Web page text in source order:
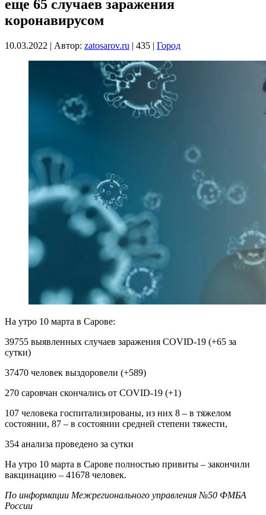
еще 65 случаев заражения
коронавирусом
10.03.2022 | Автор: zatosarov.ru | 435 | Город
На утро 10 марта в Сарове:
39755 выявленных случаев заражения COVID-19 (+65 за
сутки)
37470 человек выздоровели (+589)
270 саровчан скончались от COVID-19 (+1)
107 человека госпитализированы, из них 8 – в тяжелом
состоянии, 87 – в состоянии средней степени тяжести,
354 анализа проведено за сутки
На утро 10 марта в Сарове полностью привиты – закончили
вакцинацию – 41678 человек.
По информации Межрегионального управления №50 ФМБА
России